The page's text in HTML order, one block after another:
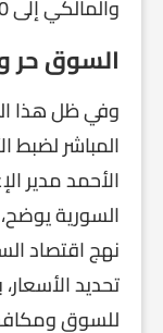
والمالكي إلى 30 مليون ليرة (3000 دولار).
السوق حر
وفي ظل هذا
المباشر لضبط
الأحمد مدير
السورية
نهج اقتصاد
تحديد
للسوق